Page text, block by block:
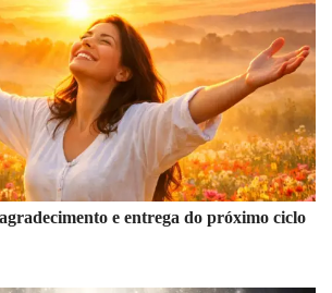
e entrega do próximo ciclo